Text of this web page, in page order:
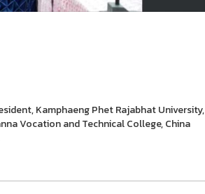
Kamphaeng Phet Rajabhat University,
Vocation and Technical College, China